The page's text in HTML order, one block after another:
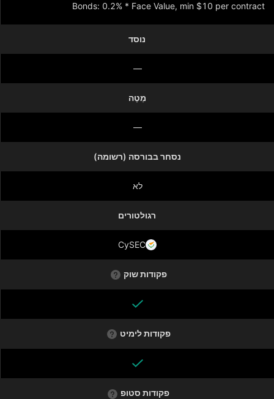
Bonds: 0.2% * Face Value, min $10 per contract
הצג עוד
נוסד
—
מַטֶה
—
נסחר בבורסה (רשומה)
לא
רגולטורים
CySEC
פקודות שוק
פקודות לימיט
פקודות סטופ